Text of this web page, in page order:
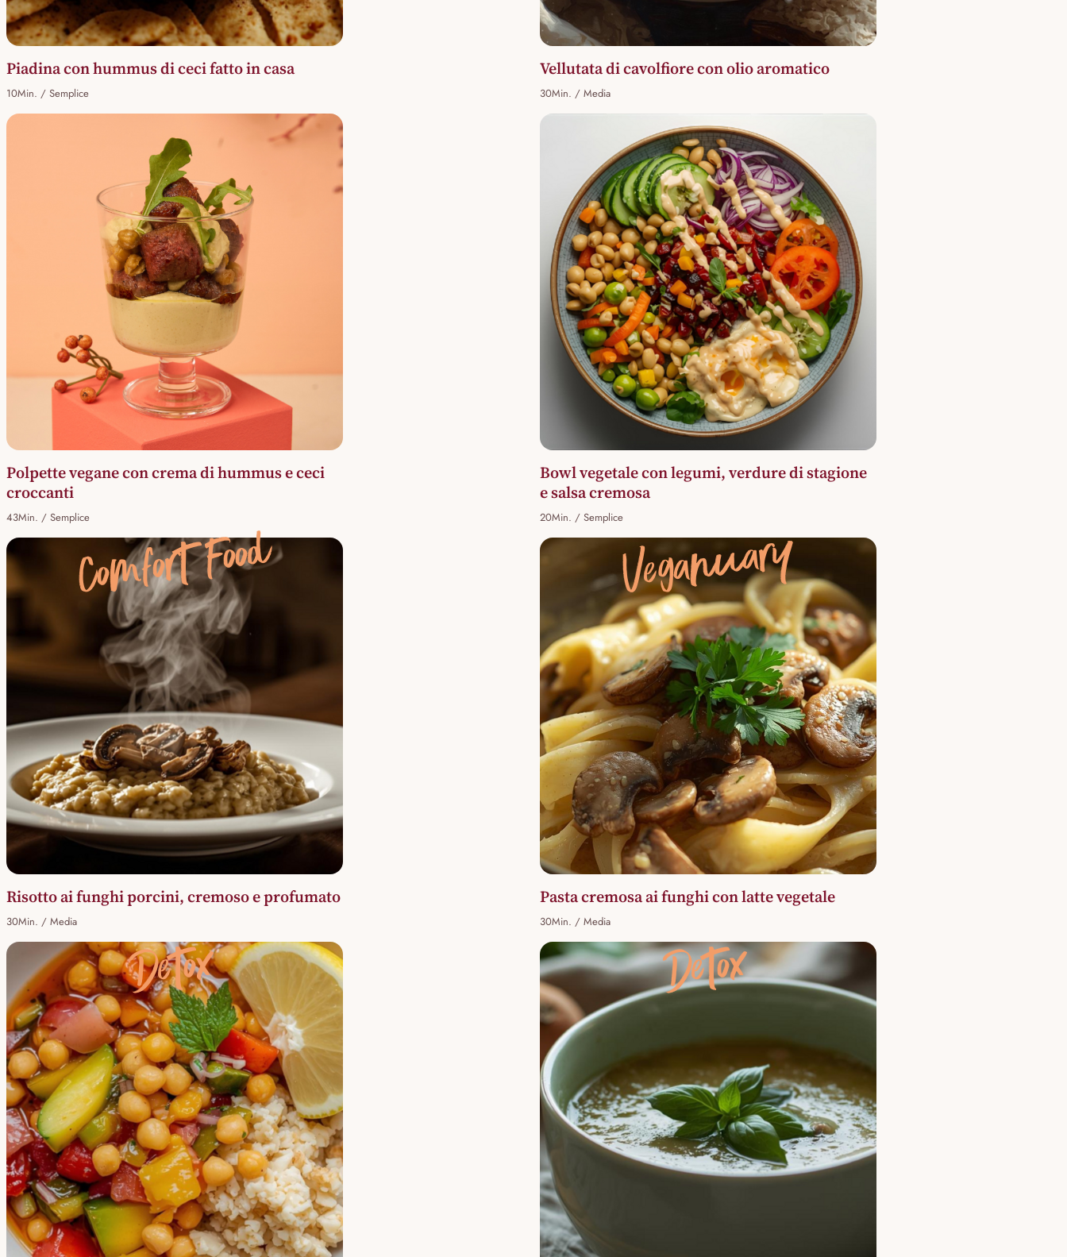
Piadina con hummus di ceci fatto in casa
10Min. / Semplice
Vellutata di cavolfiore con olio aromatico
30Min. / Media
Polpette vegane con crema di hummus e ceci
croccanti
43Min. / Semplice
Bowl vegetale con legumi, verdure di stagione
e salsa cremosa
20Min. / Semplice
Comfort Food
Risotto ai funghi porcini, cremoso e profumato
30Min. / Media
Veganuary
Pasta cremosa ai funghi con latte vegetale
30Min. / Media
Detox Detox